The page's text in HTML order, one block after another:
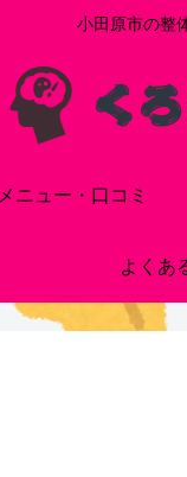
小田原市の整
メニュー・口コミ
よくあ